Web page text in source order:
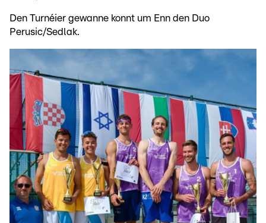
Den Turnéier gewanne konnt um Enn den Duo
Perusic/Sedlak.